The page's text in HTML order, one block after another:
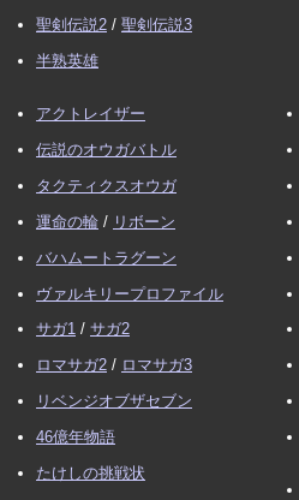
聖剣伝説2 / 聖剣伝説3
半熟英雄
アクトレイザー
伝説のオウガバトル
タクティクスオウガ
運命の輪 / リボーン
バハムートラグーン
ヴァルキリープロファイル
サガ1 / サガ2
ロマサガ2 / ロマサガ3
リベンジオブザセブン
46億年物語
たけしの挑戦状